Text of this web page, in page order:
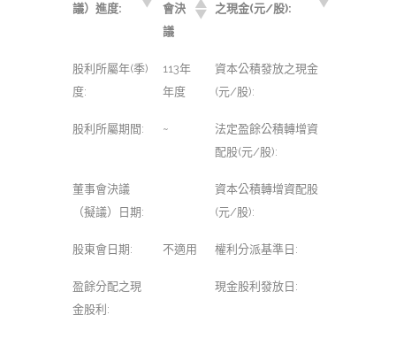
議）進度:
會決
議
之現金(元/股):
股利所屬年(季)
度:
113年
年度
資本公積發放之現金
(元/股):
股利所屬期間: ~
法定盈餘公積轉增資
配股(元/股):
董事會決議
（擬議）日期:
資本公積轉增資配股
(元/股):
股東會日期: 不適用 權利分派基準日:
盈餘分配之現
金股利:
現金股利發放日: